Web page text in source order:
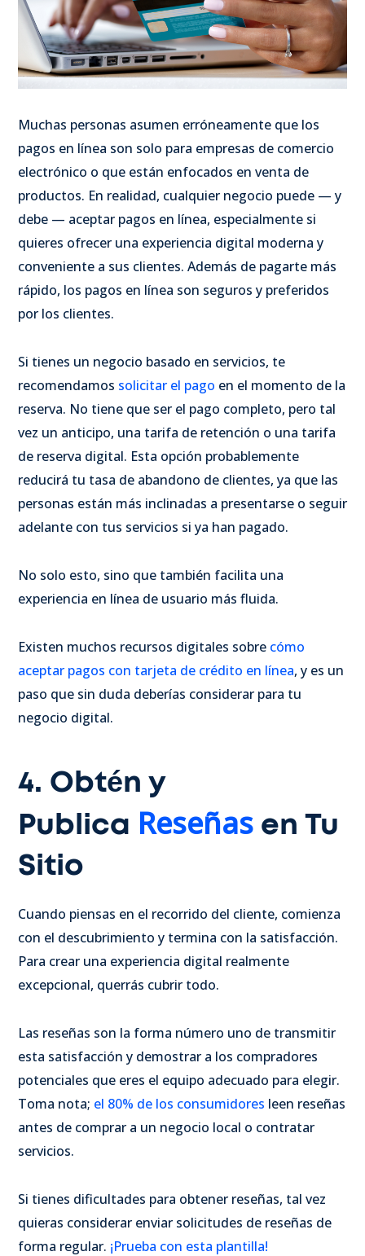
Muchas personas asumen erróneamente que los
pagos en línea son solo para empresas de comercio
electrónico o que están enfocados en venta de
productos. En realidad, cualquier negocio puede — y
debe — aceptar pagos en línea, especialmente si
quieres ofrecer una experiencia digital moderna y
conveniente a sus clientes. Además de pagarte más
rápido, los pagos en línea son seguros y preferidos
por los clientes.
Si tienes un negocio basado en servicios, te
recomendamos solicitar el pago en el momento de la
reserva. No tiene que ser el pago completo, pero tal
vez un anticipo, una tarifa de retención o una tarifa
de reserva digital. Esta opción probablemente
reducirá tu tasa de abandono de clientes, ya que las
personas están más inclinadas a presentarse o seguir
adelante con tus servicios si ya han pagado.
No solo esto, sino que también facilita una
experiencia en línea de usuario más fluida.
Existen muchos recursos digitales sobre cómo
aceptar pagos con tarjeta de crédito en línea, y es un
paso que sin duda deberías considerar para tu
negocio digital.
4. Obtén y
Publica Reseñas en Tu
Sitio
Cuando piensas en el recorrido del cliente, comienza
con el descubrimiento y termina con la satisfacción.
Para crear una experiencia digital realmente
excepcional, querrás cubrir todo.
Las reseñas son la forma número uno de transmitir
esta satisfacción y demostrar a los compradores
potenciales que eres el equipo adecuado para elegir.
Toma nota; el 80% de los consumidores leen reseñas
antes de comprar a un negocio local o contratar
servicios.
Si tienes dificultades para obtener reseñas, tal vez
quieras considerar enviar solicitudes de reseñas de
forma regular. ¡Prueba con esta plantilla!